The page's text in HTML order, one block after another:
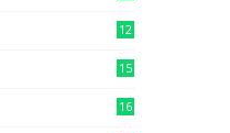
12
15
16